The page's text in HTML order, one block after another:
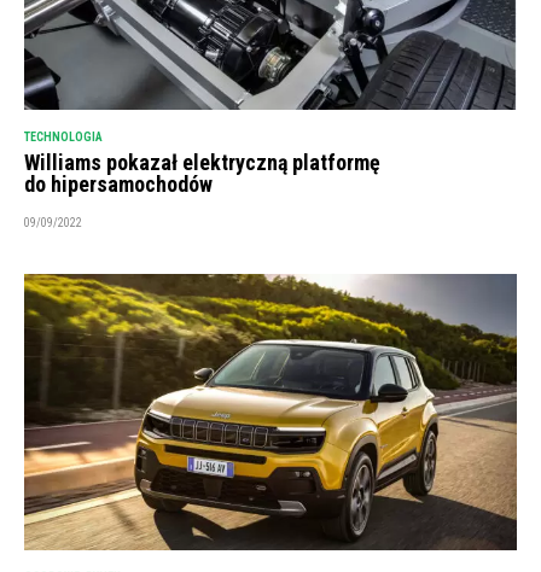
TECHNOLOGIA
Williams pokazał elektryczną platformę
do hipersamochodów
09/09/2022